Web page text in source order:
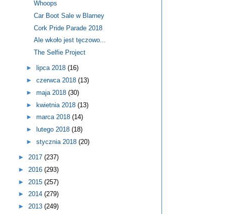
Whoops
Car Boot Sale w Blarney
Cork Pride Parade 2018
Ale wkoło jest tęczowo...
The Selfie Project
► lipca 2018 (16)
► czerwca 2018 (13)
► maja 2018 (30)
► kwietnia 2018 (13)
► marca 2018 (14)
►
lutego 2018 (18)
► stycznia 2018 (20)
► 2017 (237)
► 2016 (293)
► 2015 (257)
► 2014 (279)
► 2013 (249)